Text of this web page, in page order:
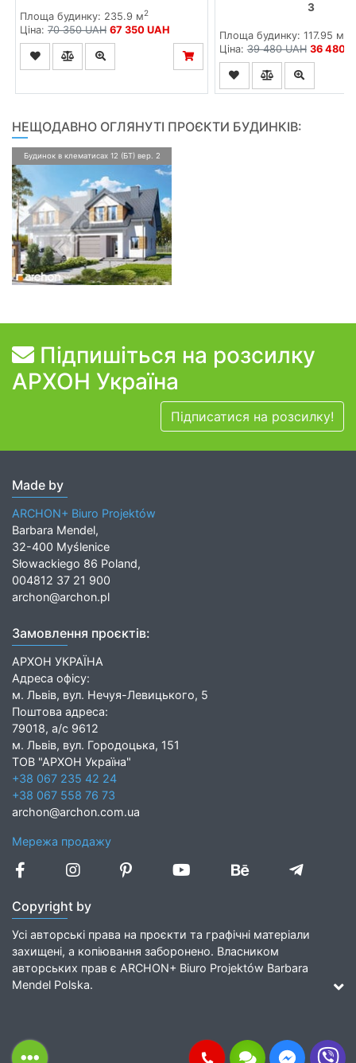
Площа будинку: 235.9 м2
Ціна: 70 350 UAH 67 350 UAH
3
Площа будинку: 117.95 м
Ціна:39 480 UAH 36 480
НЕЩОДАВНО ОГЛЯНУТІ ПРОЄКТИ БУДИНКІВ:
Будинок в клематисах 12 (БТ) вер. 2
Підпишіться на розсилку
АРХОН Україна
Підписатися на розсилку!
Made by
ARCHON+ Biuro Projektów
Barbara Mendel,
32-400 Myślenice
Słowackiego 86 Poland,
004812 37 21 900
archon@archon.pl
Замовлення проєктів:
АРХОН УКРАЇНА
Адреса офісу:
м. Львів, вул. Нечуя-Левицького, 5
Поштова адреса:
79018, а/с 9612
м. Львів, вул. Городоцька, 151
ТОВ "АРХОН Україна"
+38 067 235 42 24
+38 067 558 76 73
archon@archon.com.ua
Мережа продажу
Copyright by
Усі авторські права на проєкти та графічні матеріали
захищені, а копіювання заборонено. Власником
авторських прав є ARCHON+ Biuro Projektów Barbara
Mendel Polska.